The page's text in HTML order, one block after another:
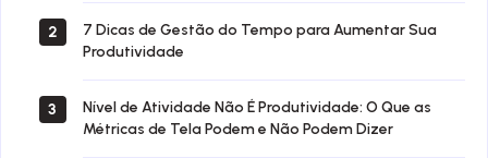
2
7 Dicas de Gestão do Tempo para Aumentar Sua
Produtividade
3
Nível de Atividade Não É Produtividade: O Que as
Métricas de Tela Podem e Não Podem Dizer